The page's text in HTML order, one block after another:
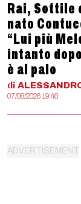
Rai, Sottile
nato
“Lui più
intanto
è al palo
di
07/08/2026 19:48